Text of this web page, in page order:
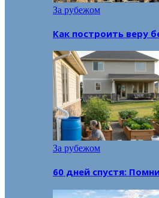
За рубежом
Как построить веру
За рубежом
60 дней спустя: